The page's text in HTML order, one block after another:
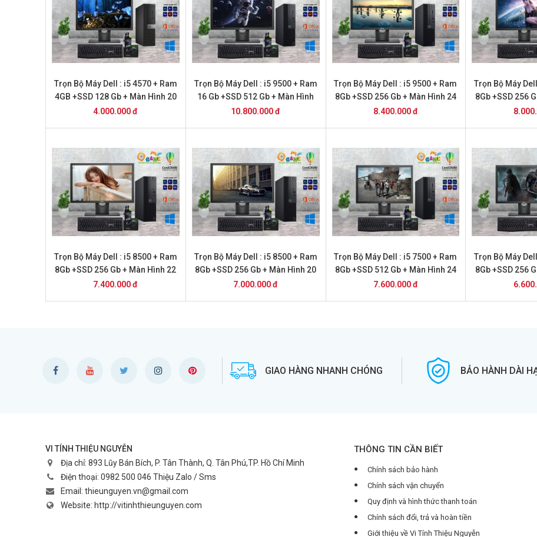
Trọn Bộ Máy Dell : i5 4570 + Ram
4GB +SSD 128 Gb + Màn Hình 20
inch
4.000.000 đ
Trọn Bộ Máy Dell : i5 9500 + Ram
16 Gb +SSD 512 Gb + Màn Hình
24
10.800.000 đ
Trọn Bộ Máy Dell : i5 9500 + Ram
8Gb +SSD 256 Gb + Màn Hình 24
8.400.000 đ
Trọn Bộ Máy
8Gb +SSD 256
Trọn Bộ Máy Dell : i5 8500 + Ram
8Gb +SSD 256 Gb + Màn Hình 22
7.400.000 đ
Trọn Bộ Máy Dell : i5 8500 + Ram
8Gb +SSD 256 Gb + Màn Hình 20
7.000.000 đ
Trọn Bộ Máy Dell : i5 7500 + Ram
8Gb +SSD 512 Gb + Màn Hình 24
7.600.000 đ
Trọn Bộ Máy
8Gb +SSD 256
GIAO HÀNG NHANH CHÓNG BẢO HÀNH DÀI
VI TÍNH THIỆU NGUYỄN
Địa chỉ: 893 Lũy Bán Bích, P. Tân Thành, Q. Tân Phú,TP. Hồ Chí Minh
Điện thoại: 0982 500 046 Thiệu Zalo / Sms
Email: thieunguyen.vn@gmail.com
Website: http://vitinhthieunguyen.com
THÔNG TIN CẦN BIẾT
Chính sách bảo hành
Chính sách vận chuyển
Quy định và hình thức thanh toán
Chính sách đổi, trả và hoàn tiền
Giới thiệu về Vi Tính Thiệu Nguyễn